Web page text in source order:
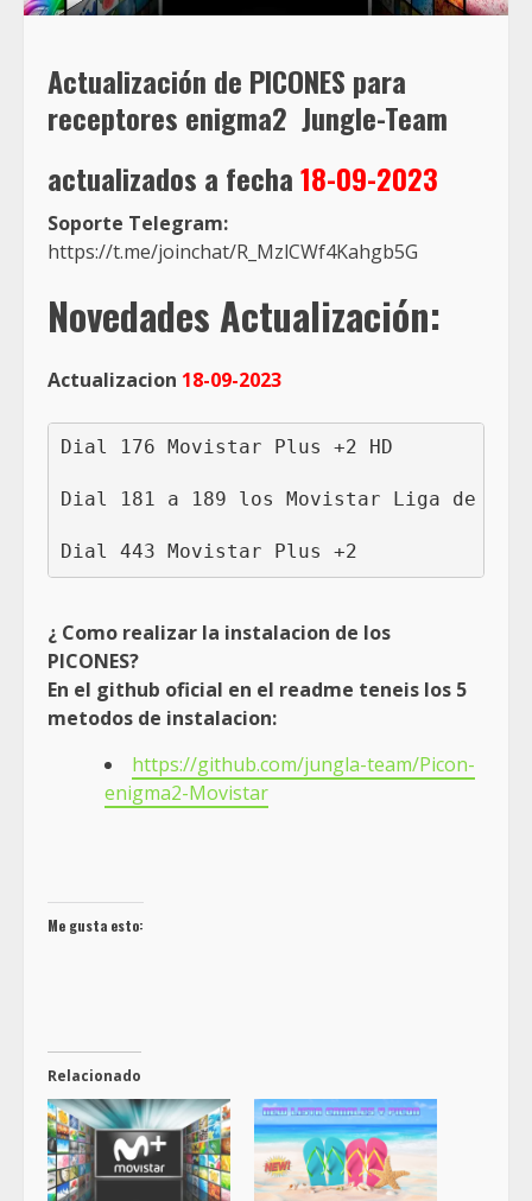
Actualización de PICONES para
receptores enigma2 Jungle-Team
actualizados a fecha18-09-2023
Soporte Telegram:
https://t.me/joinchat/R_MzlCWf4Kahgb5G
Novedades Actualización:
Actualizacion 18-09-2023
Dial 176 Movistar Plus +2 HD
Dial 181 a 189 los Movistar Liga de
Dial 443 Movistar Plus +2
¿ Como realizar la instalacion de los
PICONES?
En el github oficial en el readme teneis los 5
metodos de instalacion:
https://github.com/jungla-team/Picon-
enigma2-Movistar
Me gusta esto:
Relacionado